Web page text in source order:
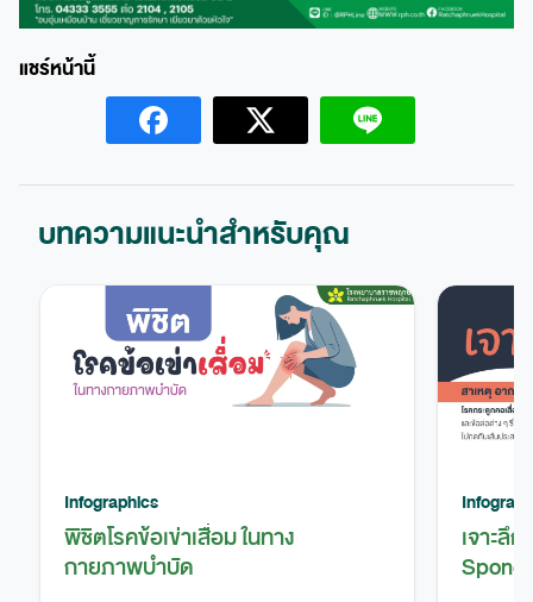
บทความแนะนำสำหรับคุณ
Infographics
พิชิตโรคข้อเข่าเสื่อม ในทาง
กายภาพบำบัด
เจาะลึ